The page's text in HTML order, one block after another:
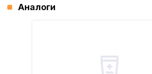
Аналоги